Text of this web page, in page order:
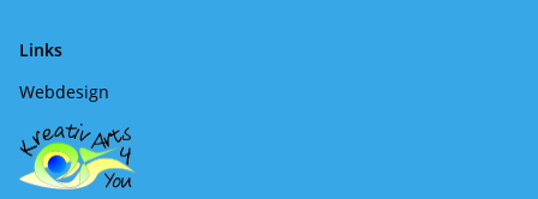
Links
Webdesign